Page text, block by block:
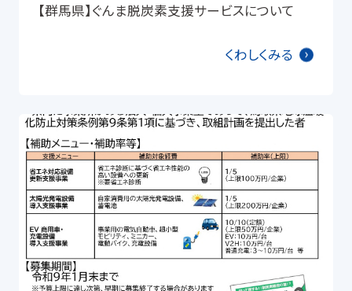
【群馬県】ぐんま脱炭素支援サービスについて
くわしくみる